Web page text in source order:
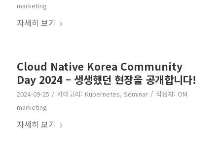
marketing
자세히 보기
Cloud Native Korea Community
Day 2024 – 생생했던 현장을 공개합니다!
2024-09-25 / 카테고리: Kubernetes, Seminar / 작성자: OM
marketing
자세히 보기